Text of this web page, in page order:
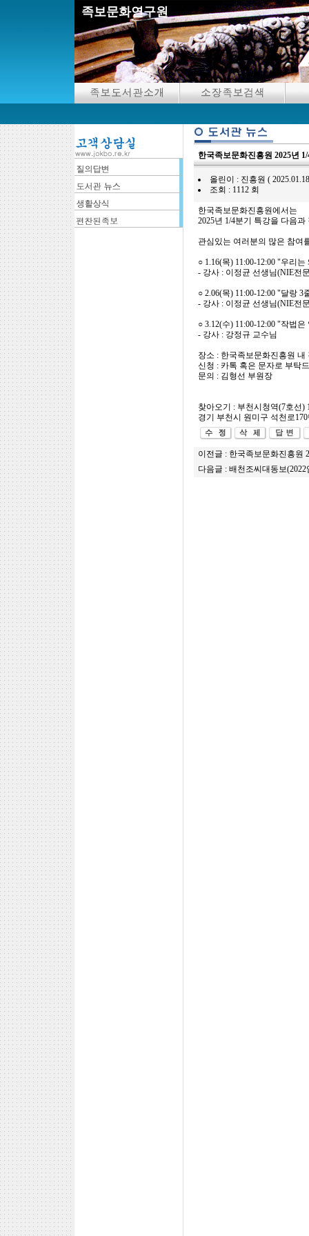
족보문화연구원
한국족보문화진흥원 2025년
올린이 : 진흥원 (
조회 : 1112 회
한국족보문화진흥원에서는
2025년 1/4분기 특강을 다음
관심있는 여러분의 많은 참여
○ 1.16(목) 11:00-12:00 "우리
- 강사 : 이정균 선생님(NIE전
○ 2.06(목) 11:00-12:00 "달랑
- 강사 : 이정균 선생님(NIE전
○ 3.12(수) 11:00-12:00 "작법은
- 강사 : 강정규 교수님
장소 : 한국족보문화진흥원 내
신청 : 카톡 혹은 문자로 부탁
문의 : 김형선 부원장
찾아오기 : 부천시청역(7호선)
경기 부천시 원미구 석천로
이전글 : 한국족보문화진흥원
다음글 : 배천조씨대동보